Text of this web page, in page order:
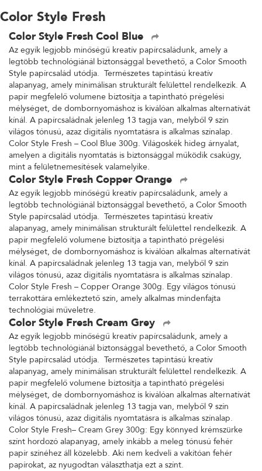
Color Style Fresh
Color Style Fresh Cool Blue
Az egyik legjobb minőségű kreatív papírcsaládunk, amely a
legtöbb technológiánál biztonsággal bevethető, a Color Smooth
Style papírcsalád utódja. Természetes tapintású kreatív
alapanyag, amely minimálisan strukturált felülettel rendelkezik. A
papír megfelelő volumene biztosítja a tapintható prégelési
mélységet, de dombornyomáshoz is kiválóan alkalmas alternatívát
kínál. A papírcsaládnak jelenleg 13 tagja van, melyből 9 szín
világos tónusú, azaz digitális nyomtatásra is alkalmas színalap.
Color Style Fresh – Cool Blue 300g. Világoskék hideg árnyalat,
amelyen a digitális nyomtatás is biztonsággal működik csakúgy,
mint a felületnemesítések valamelyike.
Color Style Fresh Copper Orange
Az egyik legjobb minőségű kreatív papírcsaládunk, amely a
legtöbb technológiánál biztonsággal bevethető, a Color Smooth
Style papírcsalád utódja. Természetes tapintású kreatív
alapanyag, amely minimálisan strukturált felülettel rendelkezik. A
papír megfelelő volumene biztosítja a tapintható prégelési
mélységet, de dombornyomáshoz is kiválóan alkalmas alternatívát
kínál. A papírcsaládnak jelenleg 13 tagja van, melyből 9 szín
világos tónusú, azaz digitális nyomtatásra is alkalmas színalap.
Color Style Fresh – Copper Orange 300g. Egy világos tónusú
terrakottára emlékeztető szín, amely alkalmas mindenfajta
technológiai műveletre.
Color Style Fresh Cream Grey
Az egyik legjobb minőségű kreatív papírcsaládunk, amely a
legtöbb technológiánál biztonsággal bevethető, a Color Smooth
Style papírcsalád utódja. Természetes tapintású kreatív
alapanyag, amely minimálisan strukturált felülettel rendelkezik. A
papír megfelelő volumene biztosítja a tapintható prégelési
mélységet, de dombornyomáshoz is kiválóan alkalmas alternatívát
kínál. A papírcsaládnak jelenleg 13 tagja van, melyből 9 szín
világos tónusú, azaz digitális nyomtatásra is alkalmas színalap.
Color Style Fresh– Cream Grey 300g: Egy könnyed krémszürke
színt hordozó alapanyag, amely inkább a meleg tónusú fehér
papír színéhez áll közelebb. Aki nem kedveli a vakítóan fehér
papírokat, az nyugodtan választhatja ezt a színt.